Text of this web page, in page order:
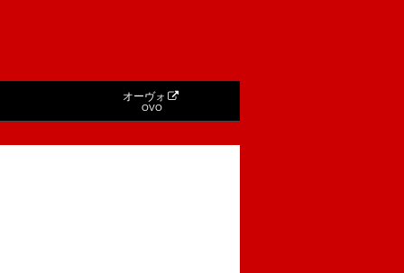
オーヴォ
OVO